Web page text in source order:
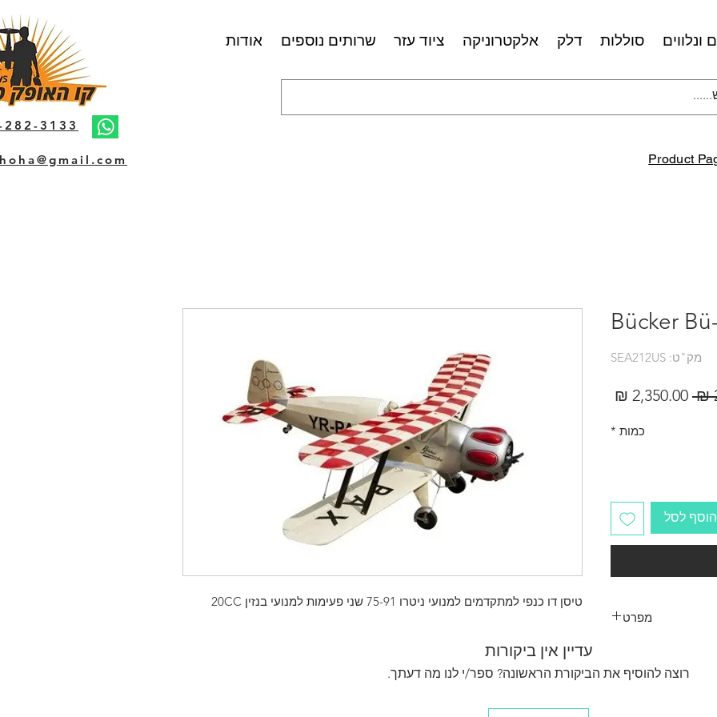
ונלווים סוללות דלק אלקטרוניקה ציוד עזר שרותים נוספים אודות
282-3133
Product
טיסן דו כנפי למתקדמים למנועי ניטרו 75-91 שני פעימות למנועי בנזין 20CC
Bücker
מק"ט: SEA212US
מחיר
כמות *
הוסף לסל
מפרט
Wing area------
עדיין אין ביקורות
רוצה להוסיף את הביקורת הראשונה? ספר/י לנו מה דעתך.